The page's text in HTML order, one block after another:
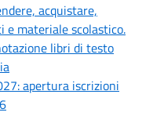
acquistare,
e materiale scolastico.
libri di testo
apertura iscrizioni